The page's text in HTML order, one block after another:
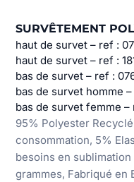
SURVÊTEMENT
haut de survet – ref :
haut de survet – ref :
bas de survet – ref :
bas de survet homme
bas de survet femme
95% Polyester
consommation, 5%
besoins en
grammes, Fabriqué en